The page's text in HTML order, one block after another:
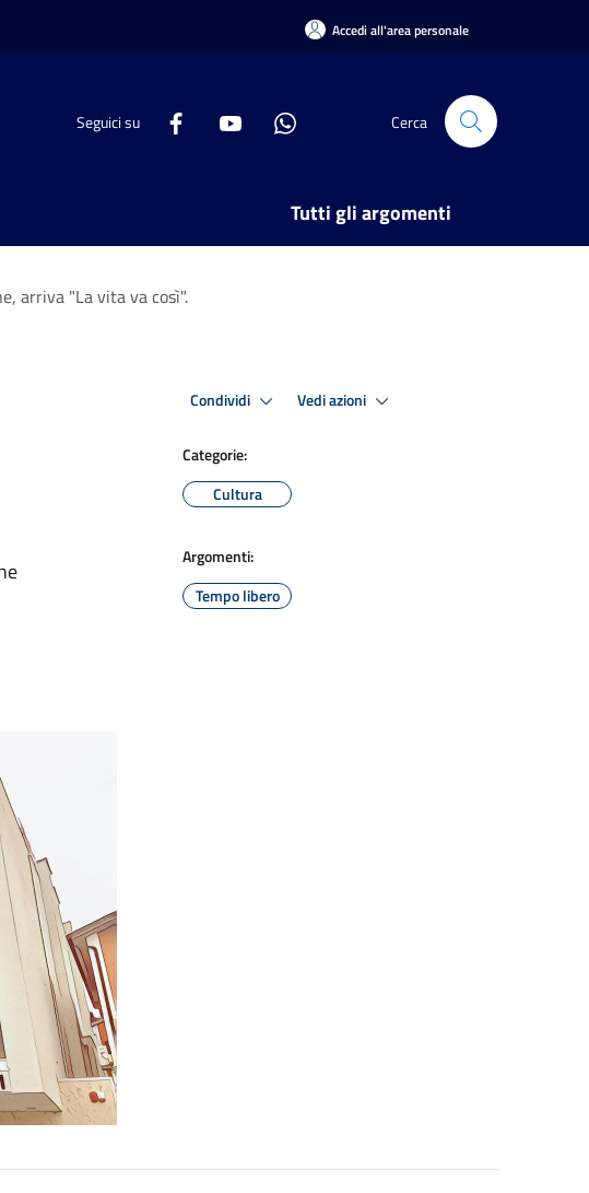
Accedi all'area personale
Seguici su Cerca
Tutti gli argomenti
arriva "La vita va così".
Condividi Vedi azioni
Categorie:
Cultura
Argomenti:
Tempo libero